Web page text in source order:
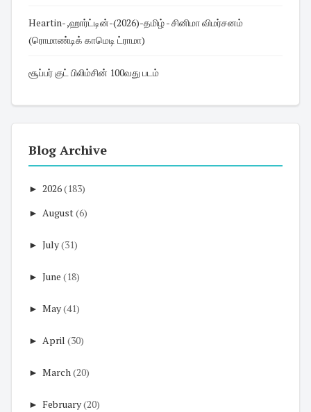
Heartin- ,ஹார்ட்டின்-(2026)-தமிழ் - சினிமா விமர்சனம்
(ரொமாண்டிக் காமெடி ட்ராமா)
சூப்பர் குட் பிலிம்சின் 100வது படம்
Blog Archive
► 2026(183)
► August(6)
► July(31)
► June (18)
► May(41)
► April (30)
► March(20)
► February(20)